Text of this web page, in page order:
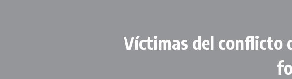
Víctimas del conflicto